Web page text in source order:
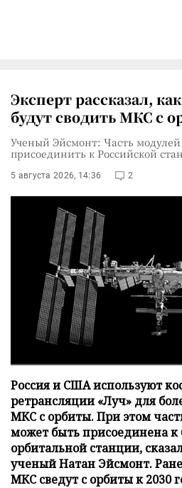
Эксперт рассказал,
будут сводить МКС с
Ученый Эйсмонт: Часть
присоединить к Российской
5 августа 2026, 14:36 2
Россия и США используют
ретрансляции «Луч» для
МКС с орбиты. При этом
может быть присоединена к
орбитальной станции,
ученый Натан Эйсмонт.
МКС сведут с орбиты к 2030